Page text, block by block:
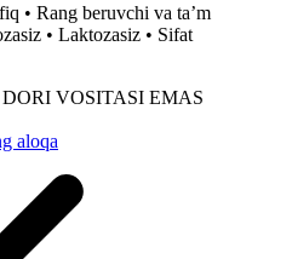
• Rang beruvchi va taʼm
• Laktozasiz • Sifat
VOSITASI EMAS
aloqa